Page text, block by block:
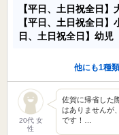
【平日、土日祝全日】
【平日、土日祝全日】
日、土日祝全日】幼児
他にも1種
20代 女
性
佐賀に帰省した
はありませんが
です！…